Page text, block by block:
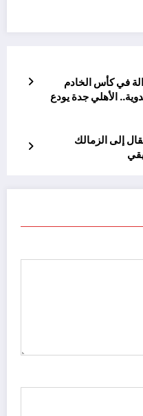
في كأس الخادم
الأهلي جدة يودع
إلى الزمالك